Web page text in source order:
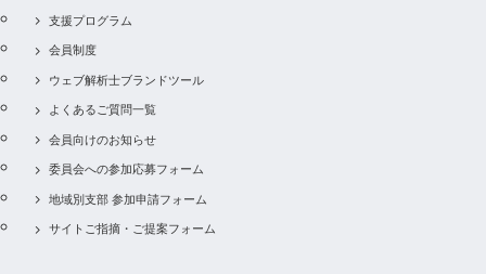
支援プログラム
会員制度
ウェブ解析士ブランドツール
よくあるご質問一覧
会員向けのお知らせ
委員会への参加応募フォーム
地域別支部 参加申請フォーム
サイトご指摘・ご提案フォーム